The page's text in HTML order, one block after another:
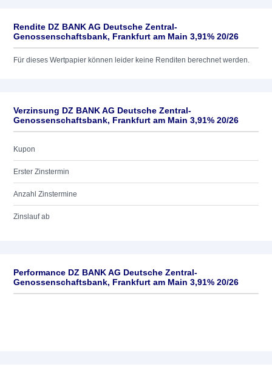
Rendite DZ BANK AG Deutsche Zentral-
Genossenschaftsbank, Frankfurt am Main 3,91% 20/26
Für dieses Wertpapier können leider keine Renditen berechnet werden.
Verzinsung DZ BANK AG Deutsche Zentral-
Genossenschaftsbank, Frankfurt am Main 3,91% 20/26
Kupon
Erster Zinstermin
Anzahl Zinstermine
Zinslauf ab
Performance DZ BANK AG Deutsche Zentral-
Genossenschaftsbank, Frankfurt am Main 3,91% 20/26